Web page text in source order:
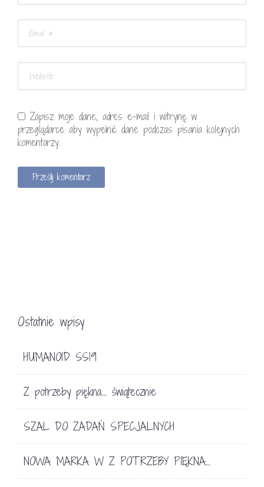
Zapisz moje dane, adres e-mail i witrynę w
przeglądarce aby wypełnić dane podczas pisania kolejnych
komentarzy.
Ostatnie wpisy
HUMANOID SS19
Z potrzeby piękna… świątecznie
SZAL DO ZADAŃ SPECJALNYCH
NOWA MARKA W Z POTRZEBY PIĘKNA…